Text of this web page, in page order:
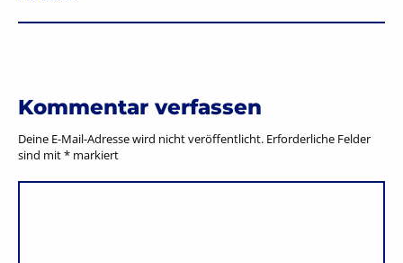
Kommentar verfassen
Deine E-Mail-Adresse wird nicht veröffentlicht. Erforderliche Felder
sind mit* markiert